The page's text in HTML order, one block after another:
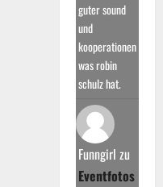
guter sound
und
kooperationen
was robin
schulz hat.
Funngirl zu
Eventfotos